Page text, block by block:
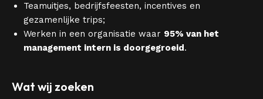
Teamuitjes, bedrijfsfeesten, incentives en
gezamenlijke trips;
Werken in een organisatie waar 95% van het
management intern is doorgegroeid.
Wat wij zoeken